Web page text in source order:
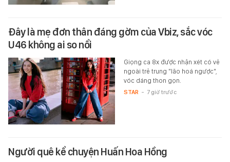
Đây là mẹ đơn thân đáng gờm của Vbiz, sắc vóc
U46 không ai so nổi
Giọng ca 8x được nhận xét có vẻ
ngoài trẻ trung "lão hoá ngược",
vóc dáng thon gọn.
STAR - 7 giờ trước
Người quê kể chuyện Huấn Hoa Hồng